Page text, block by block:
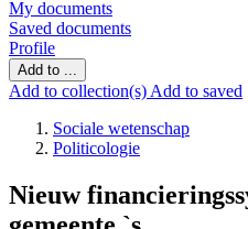
My documents
Saved documents
Profile
Add to ...
Add to collection(s) Add to saved
Sociale wetenschap
Politicologie
Nieuw